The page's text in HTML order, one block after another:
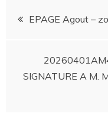
Navigation
l’article
EPAGE Agout –
SIGNATURE A M.